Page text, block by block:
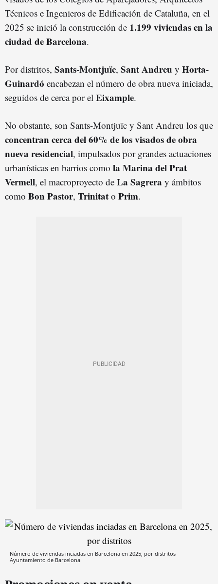
Técnicos e Ingenieros de Edificación de Cataluña, en el
2025 se inició la construcción de 1.199 viviendas en la
ciudad de Barcelona.
Por distritos, Sants-Montjuïc, Sant Andreu y Horta-
Guinardó encabezan el número de obra nueva iniciada,
seguidos de cerca por el Eixample.
No obstante, son Sants-Montjuïc y Sant Andreu los que
concentran cerca del 60% de los visados de obra
nueva residencial, impulsados por grandes actuaciones
urbanísticas en barrios como la Marina del Prat
Vermell, el macroproyecto de La Sagrera y ámbitos
como Bon Pastor, Trinitat o Prim.
Número de viviendas inciadas en Barcelona en 2025, por distritos
Ayuntamiento de Barcelona